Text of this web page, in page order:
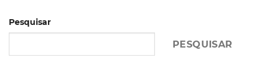
Pesquisar
PESQUISAR